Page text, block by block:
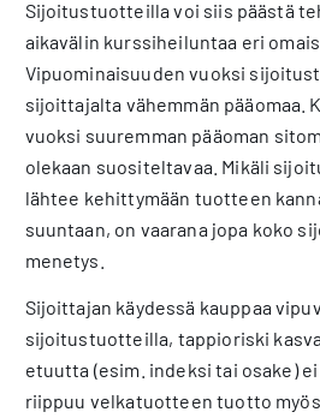
Sijoitustuotteilla voi siis päästä
aikavälin kurssiheiluntaa eri
Vipuominaisuuden vuoksi
sijoittajalta vähemmän pääomaa.
vuoksi suuremman pääoman
olekaan suositeltavaa. Mikäli
lähtee kehittymään tuotteen
suuntaan, on vaarana jopa koko
menetys.
Sijoittajan käydessä kauppaa
sijoitustuotteilla, tappioriski
etuutta (esim. indeksi tai osake)
riippuu velkatuotteen tuotto